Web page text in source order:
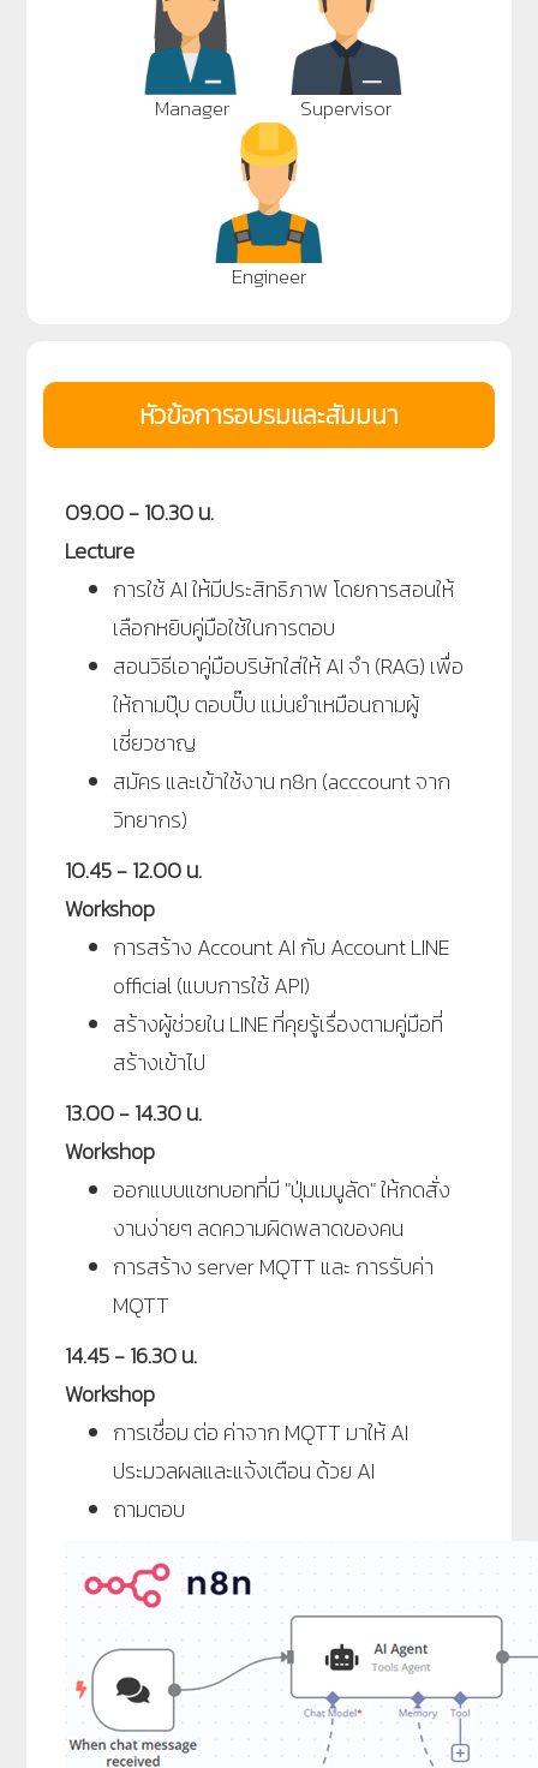
Manager Supervisor
Engineer
หัวข้อการอบรมและสัมมนา
09.00 - 10.30 น.
Lecture
การใช้ AI ให้มีประสิทธิภาพ โดยการสอนให้
เลือกหยิบคู่มือใช้ในการตอบ
สอนวิธีเอาคู่มือบริษัทใส่ให้ AI จำ (RAG) เพื่อ
ให้ถามปุ๊บ ตอบปั๊บ แม่นยำเหมือนถามผู้
เชี่ยวชาญ
สมัคร และเข้าใช้งาน n8n (acccount จาก
วิทยากร)
10.45 - 12.00 น.
Workshop
การสร้าง Account AI กับ Account LINE
official (แบบการใช้ API)
สร้างผู้ช่วยใน LINE ที่คุยรู้เรื่องตามคู่มือที่
สร้างเข้าไป
13.00 - 14.30 น.
Workshop
ออกแบบแชทบอทที่มี "ปุ่มเมนูลัด" ให้กดสั่ง
งานง่ายๆ ลดความผิดพลาดของคน
การสร้าง server MQTT และ การรับค่า
MQTT
14.45 - 16.30 น.
Workshop
การเชื่อม ต่อ ค่าจาก MQTT มาให้ AI
ประมวลผลและแจ้งเตือน ด้วย AI
ถามตอบ